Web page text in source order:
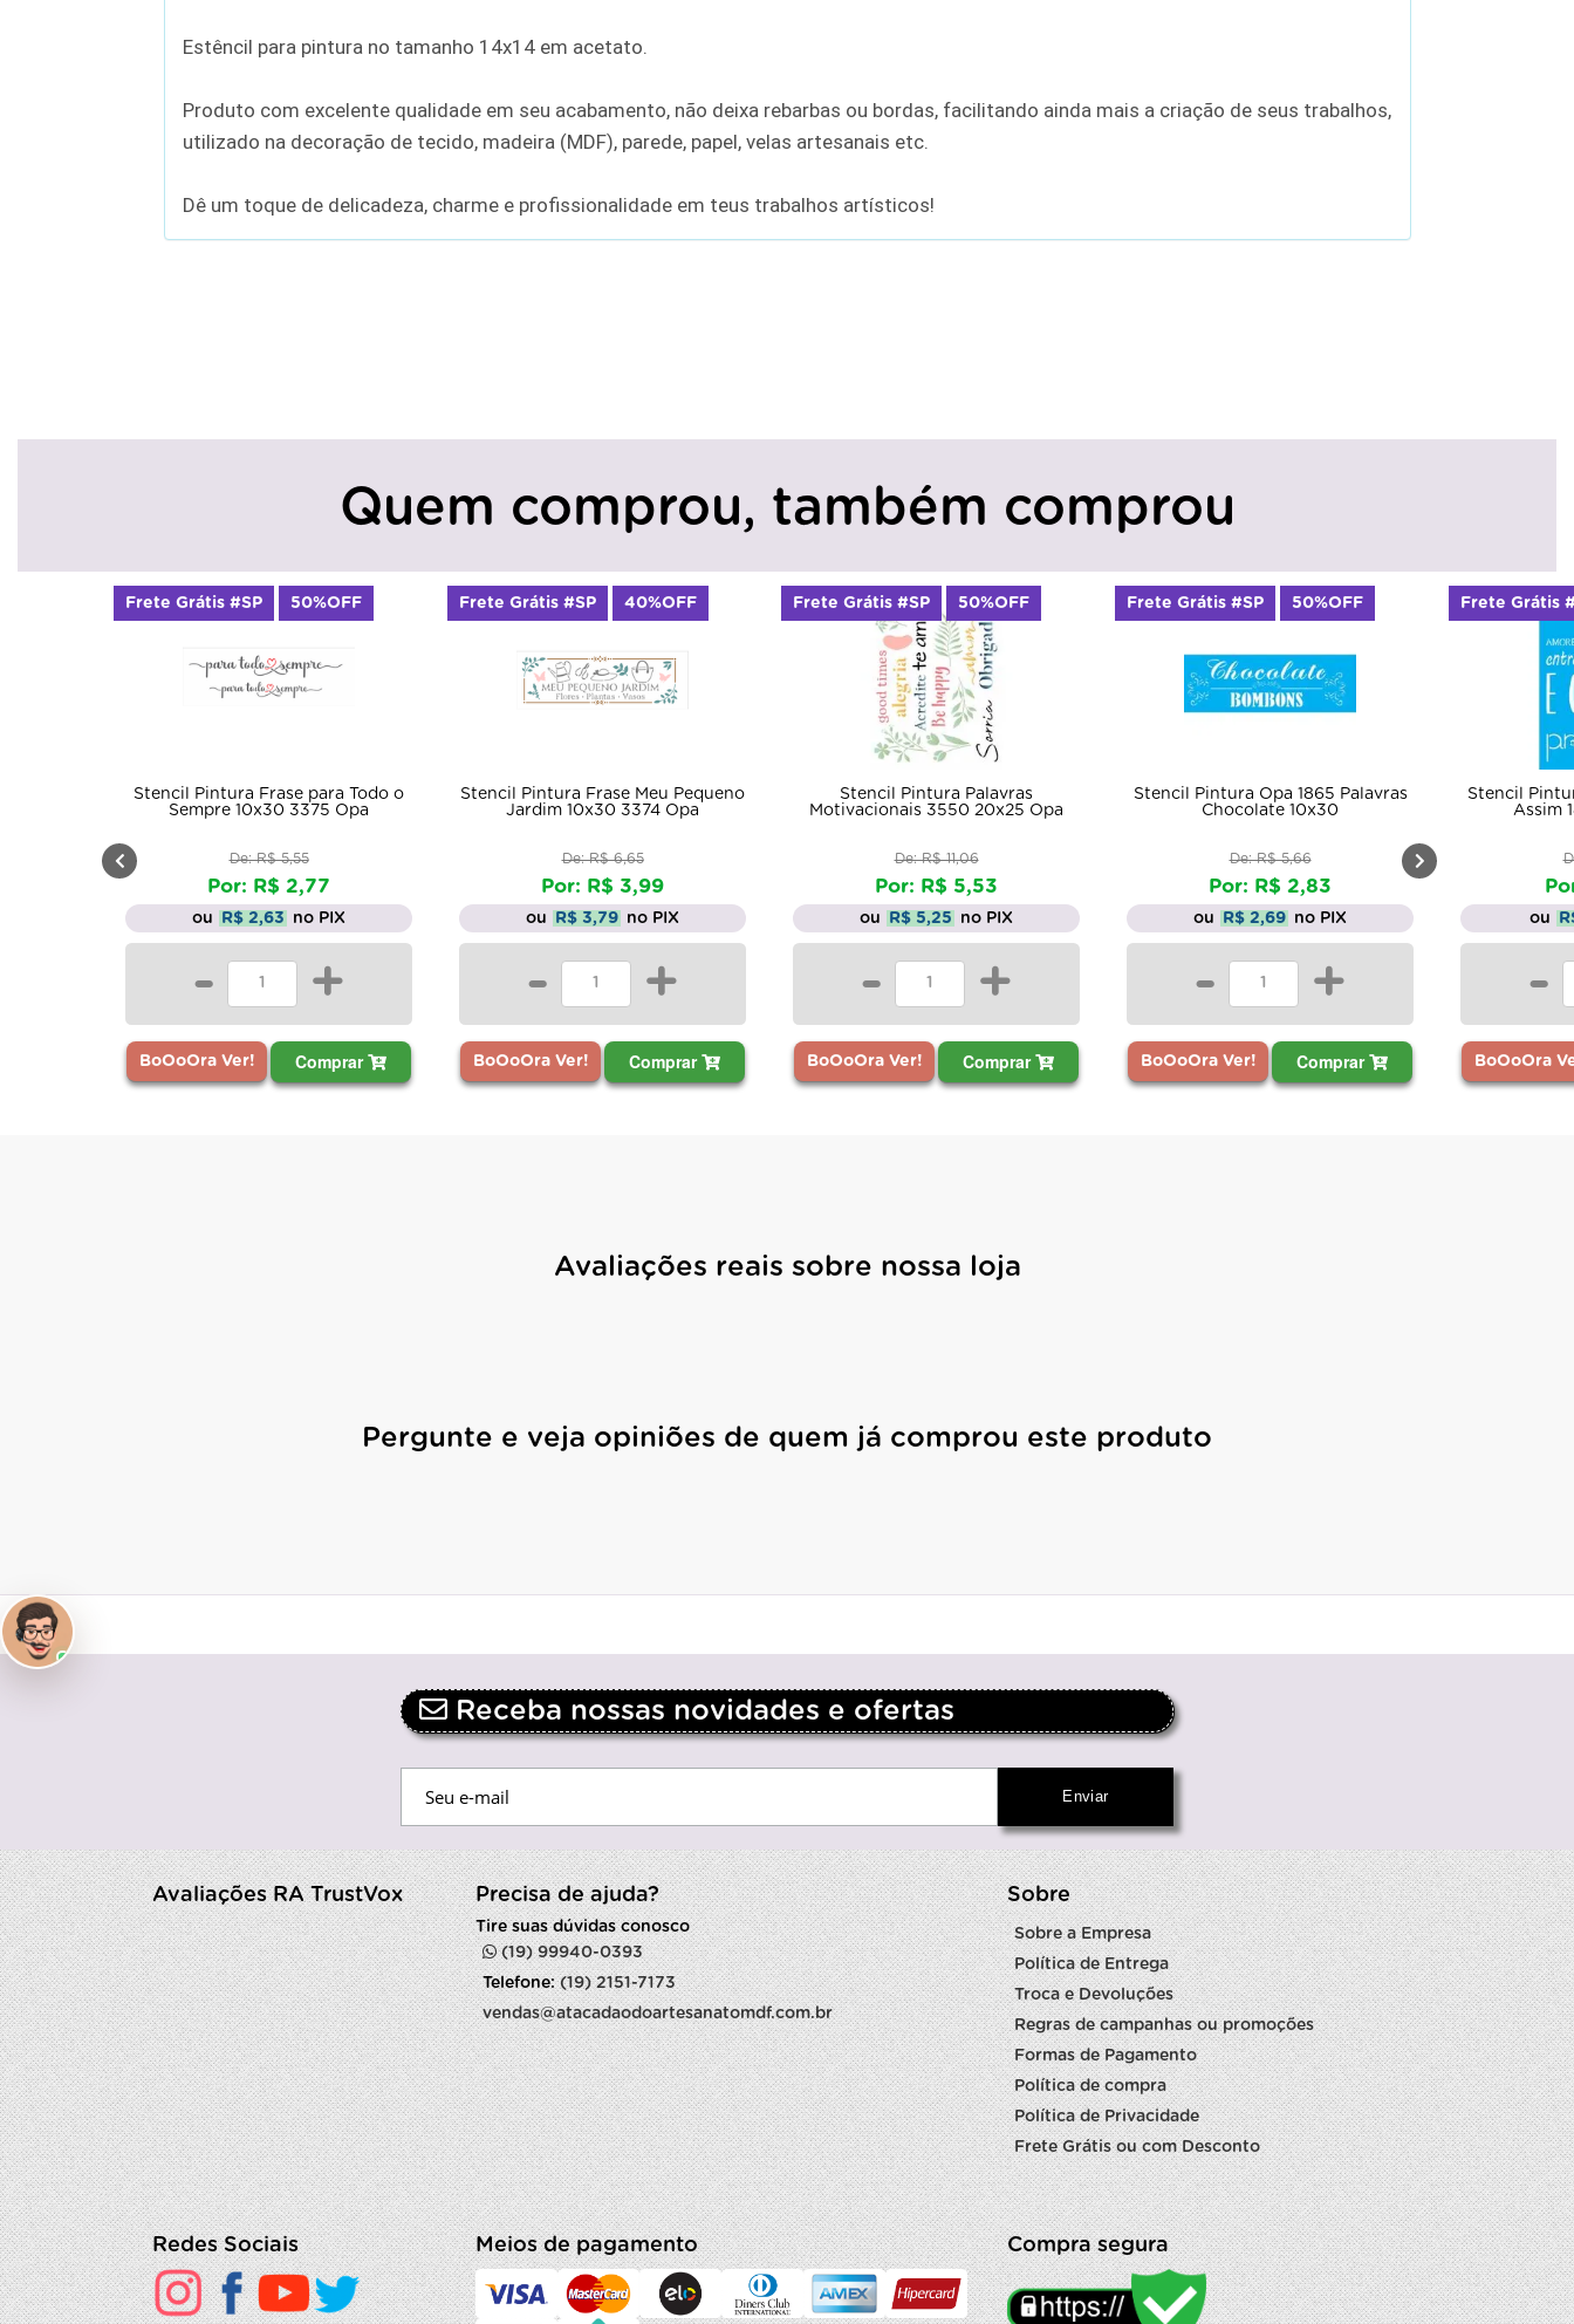
Estêncil para pintura no tamanho 14x14 em acetato.
Produto com excelente qualidade em seu acabamento, não deixa rebarbas ou bordas, facilitando ainda mais a criação de seus trabalhos,
utilizado na decoração de tecido, madeira (MDF), parede, papel, velas artesanais etc.
Dê um toque de delicadeza, charme e profissionalidade em teus trabalhos artísticos!
Quem comprou, também comprou
Stencil Pintura Frase para Todo o
Sempre 10x30 3375 Opa
De: R$ 5,55
Por: R$ 2,77
ou R$ 2,63 no PIX
- +
BoOoOra Ver! Comprar
Frete Grátis #SP 50%OFF
Stencil Pintura Frase Meu Pequeno
Jardim 10x30 3374 Opa
De: R$ 6,65
Por: R$ 3,99
ou R$ 3,79 no PIX
- +
BoOoOra Ver! Comprar
Frete Grátis #SP 40%OFF
Stencil Pintura Palavras
Motivacionais 3550 20x25 Opa
De: R$ 11,06
Por: R$ 5,53
ou R$ 5,25 no PIX
- +
BoOoOra Ver! Comprar
Frete Grátis #SP 50%OFF
Stencil Pintura Opa 1865 Palavras
Chocolate 10x30
De: R$ 5,66
Por: R$ 2,83
ou R$ 2,69 no PIX
- +
BoOoOra Ver! Comprar
Frete Grátis #SP 50%OFF
Stencil
Assim
ou
-
BoOoOra
Frete Grátis
Avaliações reais sobre nossa loja
Pergunte e veja opiniões de quem já comprou este produto
Receba nossas novidades e ofertas
Avaliações RA TrustVox Precisa de ajuda?
Tire suas dúvidas conosco
(19) 99940-0393
Telefone:(19) 2151-7173
vendas@atacadaodoartesanatomdf.com.br
Sobre
Sobre a Empresa
Política de Entrega
Troca e Devoluções
Regras de campanhas ou promoções
Formas de Pagamento
Política de compra
Política de Privacidade
Frete Grátis ou com Desconto
Redes Sociais Meios de pagamento Compra segura